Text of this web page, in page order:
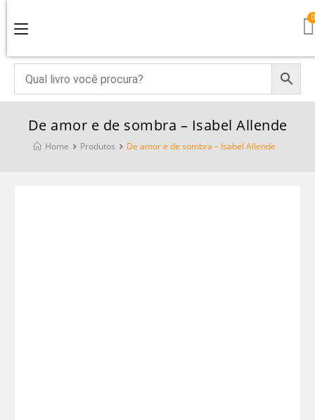
De amor e de sombra – Isabel Allende
Home Produtos De amor e de sombra – Isabel Allende